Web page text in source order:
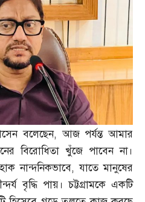
বলেছেন,আজ পর্যন্ত আমার
বিরোধিতা খুঁজে পাবেন না।
নান্দনিকভাবে,যাতে মানুষের
বৃদ্ধি পায়। চট্টগ্রামকে একটি